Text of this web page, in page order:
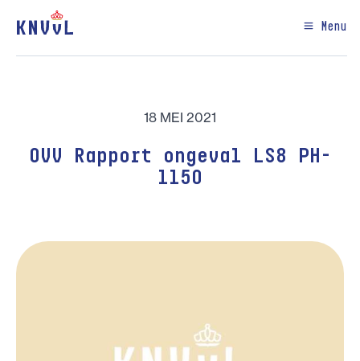
Menu
18 MEI 2021
OVV Rapport ongeval LS8 PH-
1150